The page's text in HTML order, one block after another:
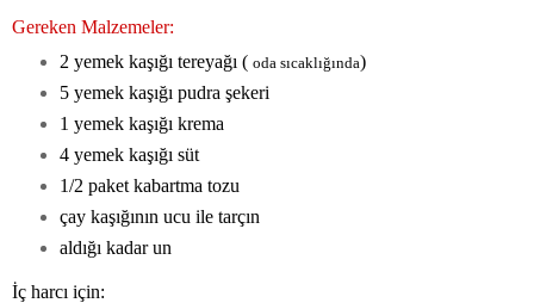
Gereken Malzemeler:
2 yemek kaşığı tereyağı ( oda sıcaklığında)
5 yemek kaşığı pudra şekeri
1 yemek kaşığı krema
4 yemek kaşığı süt
1/2 paket kabartma tozu
çay kaşığının ucu ile tarçın
aldığı kadar un
İç harcı için: